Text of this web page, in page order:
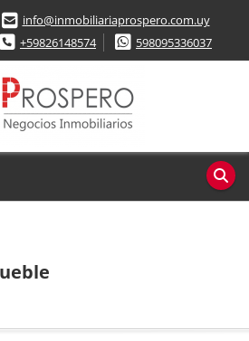
info@inmobiliariaprospero.com.uy
+59826148574
598095336037